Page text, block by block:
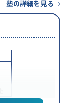
塾の詳細を見る